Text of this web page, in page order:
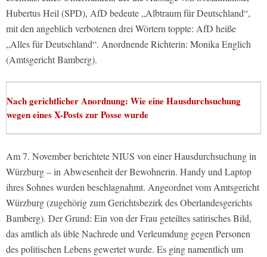
Hubertus Heil (SPD), AfD bedeute „Albtraum für Deutschland“,
mit den angeblich verbotenen drei Wörtern toppte: AfD heiße
„Alles für Deutschland“. Anordnende Richterin: Monika Englich
(Amtsgericht Bamberg).
Nach gerichtlicher Anordnung: Wie eine Hausdurchsuchung
wegen eines X-Posts zur Posse wurde
Am 7. November berichtete NIUS von einer Hausdurchsuchung in
Würzburg – in Abwesenheit der Bewohnerin. Handy und Laptop
ihres Sohnes wurden beschlagnahmt. Angeordnet vom Amtsgericht
Würzburg (zugehörig zum Gerichtsbezirk des Oberlandesgerichts
Bamberg). Der Grund: Ein von der Frau geteiltes satirisches Bild,
das amtlich als üble Nachrede und Verleumdung gegen Personen
des politischen Lebens gewertet wurde. Es ging namentlich um